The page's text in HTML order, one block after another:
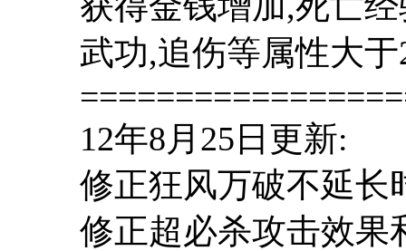
武功,追伤等属性大
12年8月25日更新:
修正狂风万破不延长
修正超必杀攻击效果